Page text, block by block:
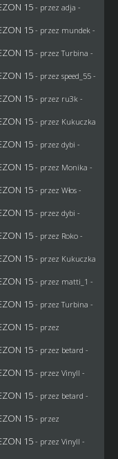
15 - przez adja -
15 - przez mundek -
15 - przez Turbina -
15 - przez speed_55 -
15 - przez ru3k -
15 - przez Kukuczka
15 - przez dybi -
15 - przez Monika -
15 - przez Włos-
15 - przez dybi -
15 - przez Roko-
15 - przez Kukuczka
15 - przez matti_1 -
15 - przez Turbina -
15 - przez
15 - przez betard -
15 - przez Vinyll -
15 - przez betard -
15 - przez
15 - przez Vinyll -